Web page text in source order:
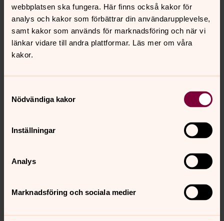
webbplatsen ska fungera. Här finns också kakor för
analys och kakor som förbättrar din användarupplevelse,
samt kakor som används för marknadsföring och när vi
länkar vidare till andra plattformar. Läs mer om våra
kakor.
Nödvändiga kakor
Inställningar
Analys
Marknadsföring och sociala medier
Vid varje nattvard får den som vill ta emot syndernas
utgiven”.
I Nya testamentet är det framför allt Paulus som
anknyter till den vardagliga betydelsen av försoning.
Skuld blir förlåten och man blir sams. Då används det